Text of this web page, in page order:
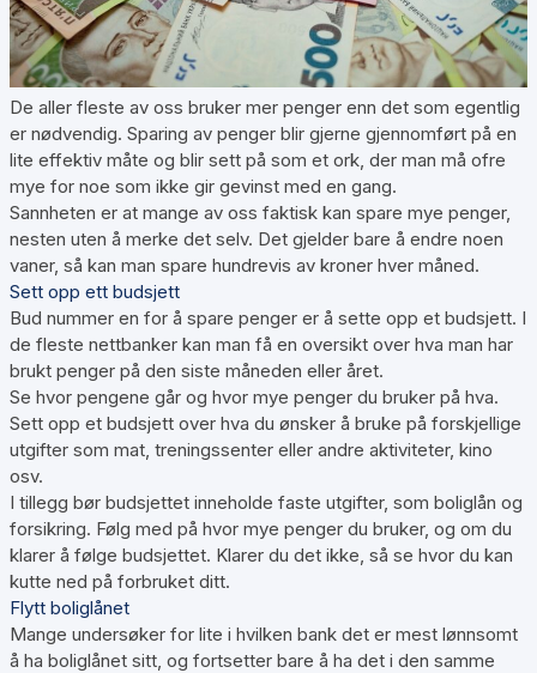
De aller fleste av oss bruker mer penger enn det som egentlig
er nødvendig. Sparing av penger blir gjerne gjennomført på en
lite effektiv måte og blir sett på som et ork, der man må ofre
mye for noe som ikke gir gevinst med en gang.
Sannheten er at mange av oss faktisk kan spare mye penger,
nesten uten å merke det selv. Det gjelder bare å endre noen
vaner, så kan man spare hundrevis av kroner hver måned.
Sett opp ett budsjett
Bud nummer en for å spare penger er å sette opp et budsjett. I
de fleste nettbanker kan man få en oversikt over hva man har
brukt penger på den siste måneden eller året.
Se hvor pengene går og hvor mye penger du bruker på hva.
Sett opp et budsjett over hva du ønsker å bruke på forskjellige
utgifter som mat, treningssenter eller andre aktiviteter, kino
osv.
I tillegg bør budsjettet inneholde faste utgifter, som boliglån og
forsikring. Følg med på hvor mye penger du bruker, og om du
klarer å følge budsjettet. Klarer du det ikke, så se hvor du kan
kutte ned på forbruket ditt.
Flytt boliglånet
Mange undersøker for lite i hvilken bank det er mest lønnsomt
å ha boliglånet sitt, og fortsetter bare å ha det i den samme